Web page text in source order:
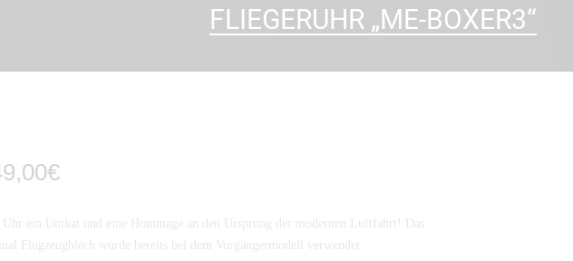
FLIEGERUHR „ME-BOXER3“
,00€
Uhr ein Unikat und eine Hommage an den Ursprung der modernen Luftfahrt! Das
Flugzeugblech wurde bereits bei dem Vorgängermodell verwendet.